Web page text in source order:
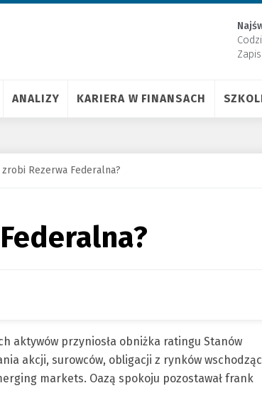
ANALIZY KARIERA W FINANSACH
zrobi Rezerwa Federalna?
aktywów przyniosła obniżka ratingu Stanów
akcji, surowców, obligacji z rynków
markets. Oazą spokoju pozostawał frank